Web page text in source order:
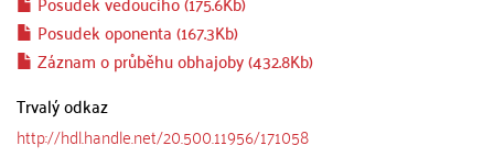
Posudek oponenta (167.3Kb)
Záznam o průběhu obhajoby (432.8Kb)
Trvalý odkaz
http://hdl.handle.net/20.500.11956/171058